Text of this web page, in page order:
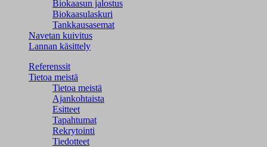
Biokaasun jalostus
Biokaasulaskuri
Tankkausasemat
Navetan kuivitus
Lannan käsittely
Referenssit
Tietoa meistä
Tietoa meistä
Ajankohtaista
Esitteet
Tapahtumat
Rekrytointi
Tiedotteet